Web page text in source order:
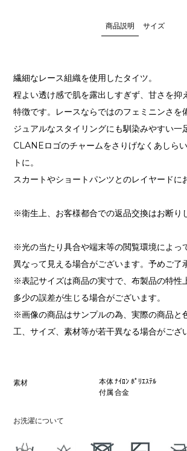
商品説明 サイズ
繊細なレース組織を使用したタイツ。
程よい透け感で肌を露出しすぎず、甘さを抑
特徴です。レースならではのフェミニンさを
ジュアルなスタイリングにも馴染みやすい一
CLANEロゴのチャームをさりげなくあしら
トに。
スカートやショートパンツとのレイヤードに
※衛生上、お客様都合での返品交換はお断り
※光の当たり具合や端末等の閲覧環境によっ
異なって見える場合がございます。予めご了
※表記サイズは商品の実寸で、布製品の特性
多少の誤差が生じる場合がございます。
※画像の商品はサンプルの為、実際の商品と
工、サイズ、素材等が若干異なる場合がござ
素材
本体 ﾅｲﾛﾝ ﾎﾟﾘｴｽﾃﾙ
付属 合金
お洗濯について